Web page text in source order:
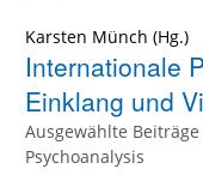
Karsten Münch
Internationale
Einklang und
Ausgewählte
Psychoanalysis